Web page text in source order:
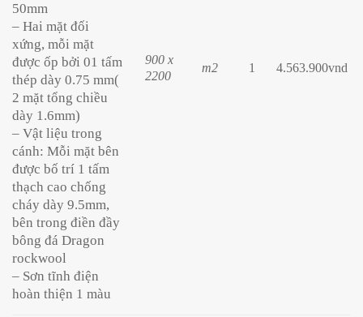
50mm
– Hai mặt đối
xứng, mỗi mặt
được ốp bởi 01 tấm
thép dày 0.75 mm(
2 mặt tổng chiều
dày 1.6mm)
– Vật liệu trong
cánh: Mỗi mặt bên
được bố trí 1 tấm
thạch cao chống
cháy dày 9.5mm,
bên trong điền đầy
bông đá Dragon
rockwool
– Sơn tĩnh điện
hoàn thiện 1 màu
900 x
2200
m2 1 4.563.900vnd